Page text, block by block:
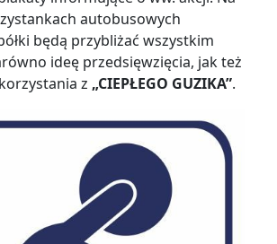
autobusowych
będą przybliżać wszystkim
ideę przedsięwzięcia, jak też
z „CIEPŁEGO GUZIKA”.